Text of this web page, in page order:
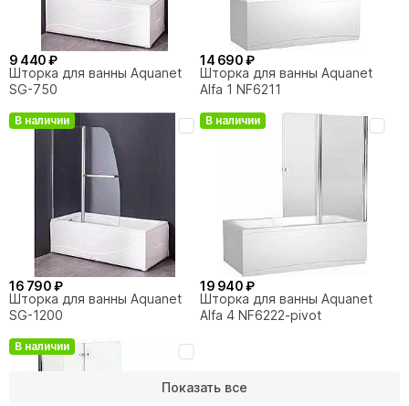
Душевая панель Aquanet
Galaxy Matt AP40-02
9 440 ₽
Шторка для ванны Aquanet
SG-750
14 690 ₽
Шторка для ванны Aquanet
Alfa 1 NF6211
В наличии
16 790 ₽
Шторка для ванны Aquanet
SG-1200
В наличии
19 940 ₽
Шторка для ванны Aquanet
Alfa 4 NF6222-pivot
В наличии
Показать все